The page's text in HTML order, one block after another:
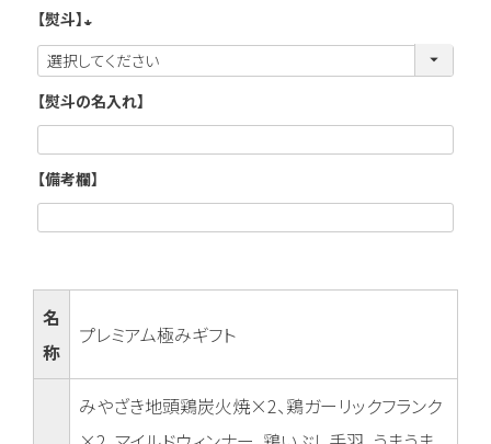
【熨斗】
(
必
須
)
【熨斗の名入れ】
【備考欄】
名
称
プレミアム極みギフト
みやざき地頭鶏炭火焼×2、鶏ガーリックフランク